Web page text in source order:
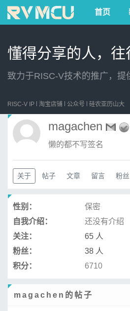
首页
懂得分享的人，
致力于RISC-V技术的推广，提
RISC-V IP 淘宝店铺 公众号 硅农亚历山大
magachen
懒的都不写签名
关于 帖子 文章 留言 粉丝
性别：
保密
自我介绍：
还没有介绍
关注：
65 人
粉丝：
38 人
积分：
6710
magachen的帖子